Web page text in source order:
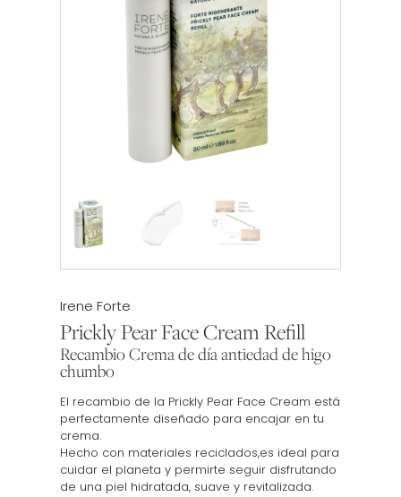
Irene Forte
Prickly Pear Face Cream Refill
Recambio Crema de día antiedad de higo
chumbo
El recambio de la Prickly Pear Face Cream está
perfectamente diseñado para encajar en tu
crema.
Hecho con materiales reciclados,es ideal para
cuidar el planeta y permirte seguir disfrutando
de una piel hidratada, suave y revitalizada.